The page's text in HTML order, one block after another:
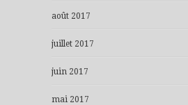
août 2017
juillet 2017
juin 2017
mai 2017